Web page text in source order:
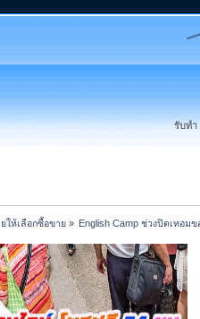
รับทำ
ห้เลือกซื้อขาย» English Camp ช่วงปิดเทอม